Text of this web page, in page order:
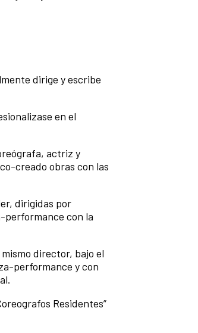
dirige y escribe
en el
actriz y
creado obras con las
dirigidas por
performance con la
mismo director, bajo el
performance y con
Residentes”